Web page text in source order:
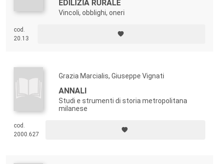
EDILIZIA RURALE
Vincoli, obblighi, oneri
cod.
20.13
Grazia Marcialis, Giuseppe Vignati
ANNALI
Studi e strumenti di storia metropolitana
milanese
cod.
2000.627